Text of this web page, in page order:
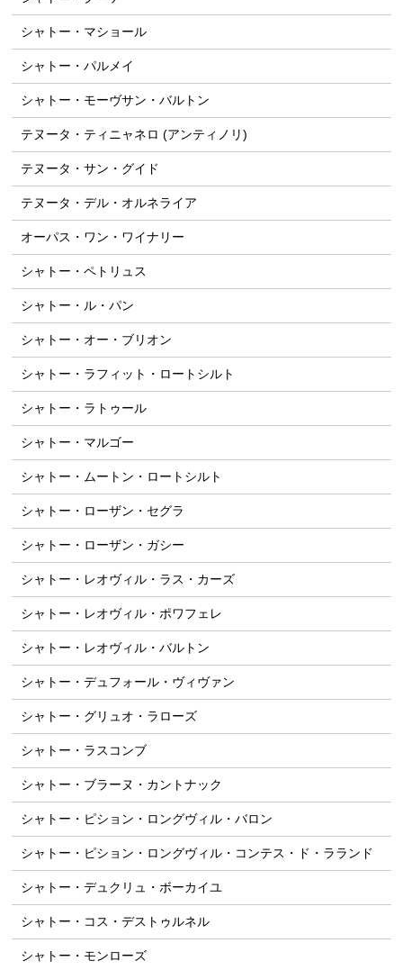
シャトー・マショール
シャトー・パルメイ
シャトー・モーヴサン・バルトン
テヌータ・ティニャネロ (アンティノリ)
テヌータ・サン・グイド
テヌータ・デル・オルネライア
オーパス・ワン・ワイナリー
シャトー・ペトリュス
シャトー・ル・パン
シャトー・オー・ブリオン
シャトー・ラフィット・ロートシルト
シャトー・ラトゥール
シャトー・マルゴー
シャトー・ムートン・ロートシルト
シャトー・ローザン・セグラ
シャトー・ローザン・ガシー
シャトー・レオヴィル・ラス・カーズ
シャトー・レオヴィル・ポワフェレ
シャトー・レオヴィル・バルトン
シャトー・デュフォール・ヴィヴァン
シャトー・グリュオ・ラローズ
シャトー・ラスコンブ
シャトー・ブラーヌ・カントナック
シャトー・ピション・ロングヴィル・バロン
シャトー・ピション・ロングヴィル・コンテス・ド・ラランド
シャトー・デュクリュ・ボーカイユ
シャトー・コス・デストゥルネル
シャトー・モンローズ